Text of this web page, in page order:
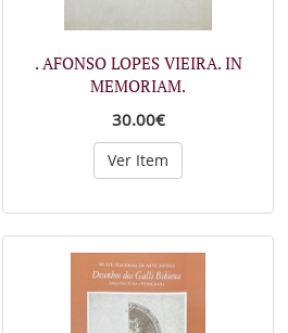
. AFONSO LOPES VIEIRA. IN
MEMORIAM.
30.00€
Ver Item